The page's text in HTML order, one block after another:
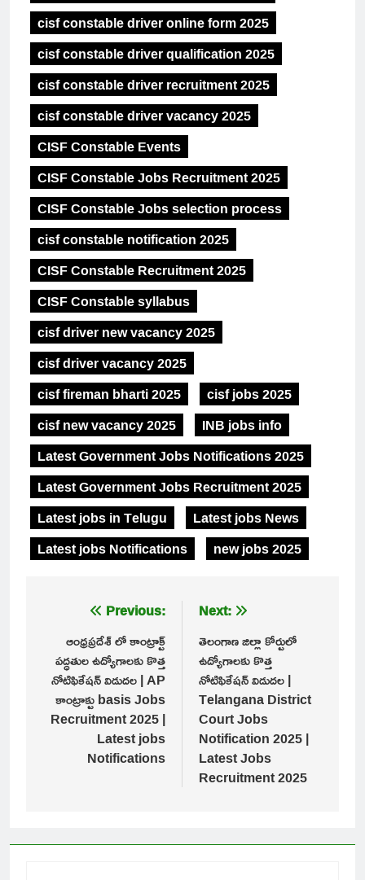
cisf constable driver online form 2025
cisf constable driver qualification 2025
cisf constable driver recruitment 2025
cisf constable driver vacancy 2025
CISF Constable Events
CISF Constable Jobs Recruitment 2025
CISF Constable Jobs selection process
cisf constable notification 2025
CISF Constable Recruitment 2025
CISF Constable syllabus
cisf driver new vacancy 2025
cisf driver vacancy 2025
cisf fireman bharti 2025
cisf jobs 2025
cisf new vacancy 2025
INB jobs info
Latest Government Jobs Notifications 2025
Latest Government Jobs Recruitment 2025
Latest jobs in Telugu
Latest jobs News
Latest jobs Notifications
new jobs 2025
navigation
Previous:
ఆంధ్రప్రదేశ్ లో కాంట్రాక్ట్
పద్ధతుల ఉద్యోగాలకు కొత్త
నోటిఫికేషన్ విడుదల | AP
కాంట్రాక్టు basis Jobs
Recruitment 2025 |
Latest jobs
Notifications
Next:
తెలంగాణ జిల్లా కోర్టులో
ఉద్యోగాలకు కొత్త
నోటిఫికేషన్ విడుదల |
Telangana District
Court Jobs
Notification 2025 |
Latest Jobs
Recruitment 2025